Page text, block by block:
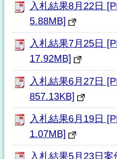
入札結果8月22日
5.88MB]
入札結果7月25日
17.92MB]
入札結果6月27日
857.13KB]
入札結果6月19日
1.07MB]
入札結果5月23日